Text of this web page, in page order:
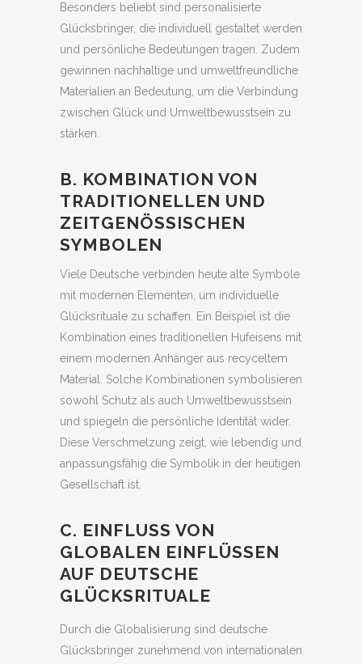
Besonders beliebt sind personalisierte
Glücksbringer, die individuell gestaltet werden
und persönliche Bedeutungen tragen. Zudem
gewinnen nachhaltige und umweltfreundliche
Materialien an Bedeutung, um die Verbindung
zwischen Glück und Umweltbewusstsein zu
stärken.
B. KOMBINATION VON
TRADITIONELLEN UND
ZEITGENÖSSISCHEN
SYMBOLEN
Viele Deutsche verbinden heute alte Symbole
mit modernen Elementen, um individuelle
Glücksrituale zu schaffen. Ein Beispiel ist die
Kombination eines traditionellen Hufeisens mit
einem modernen Anhänger aus recyceltem
Material. Solche Kombinationen symbolisieren
sowohl Schutz als auch Umweltbewusstsein
und spiegeln die persönliche Identität wider.
Diese Verschmelzung zeigt, wie lebendig und
anpassungsfähig die Symbolik in der heutigen
Gesellschaft ist.
C. EINFLUSS VON
GLOBALEN EINFLÜSSEN
AUF DEUTSCHE
GLÜCKSRITUALE
Durch die Globalisierung sind deutsche
Glücksbringer zunehmend von internationalen